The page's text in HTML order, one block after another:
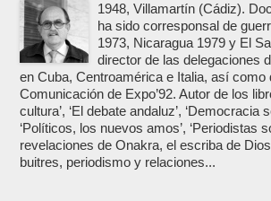
1948, Villamartín (Cádiz).
ha sido corresponsal de
1973, Nicaragua 1979 y El
director de las delegaciones
en Cuba, Centroamérica e Italia, así como
Comunicación de Expo’92. Autor de los
cultura’, ‘El debate andaluz’, ‘Democracia
‘Políticos, los nuevos amos’, ‘Periodistas
revelaciones de Onakra, el escriba de
buitres, periodismo y relaciones...